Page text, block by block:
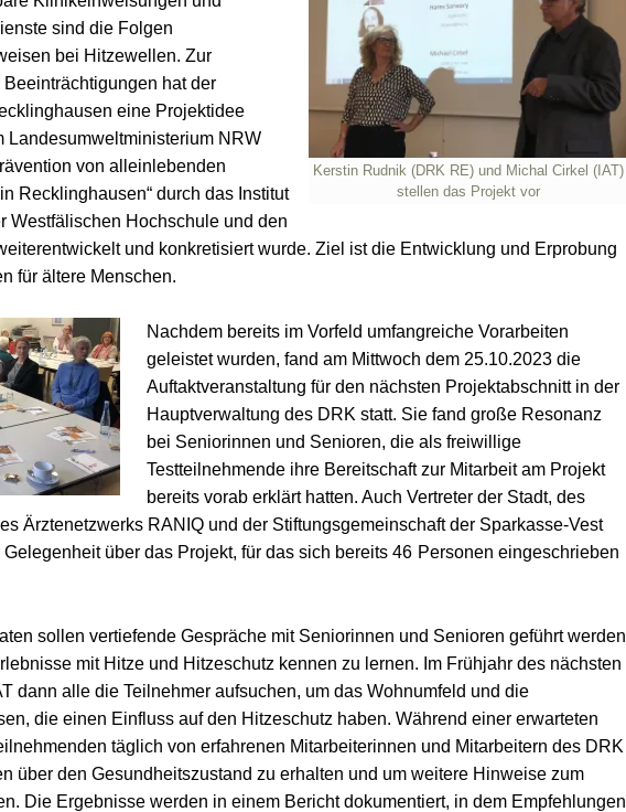
Kerstin Rudnik (DRK RE) und Michal Cirkel (IAT)
stellen das Projekt vor
sind die Folgen
bei Hitzewellen. Zur
hat der
eine Projektidee
Landesumweltministerium NRW
von alleinlebenden
Recklinghausen“ durch das Institut
Westfälischen Hochschule und den
und konkretisiert wurde. Ziel ist die Entwicklung und Erprobung
für ältere Menschen.
Nachdem bereits im Vorfeld umfangreiche Vorarbeiten
geleistet wurden, fand am Mittwoch dem 25.10.2023 die
Auftaktveranstaltung für den nächsten Projektabschnitt in der
Hauptverwaltung des DRK statt. Sie fand große Resonanz
bei Seniorinnen und Senioren, die als freiwillige
Testteilnehmende ihre Bereitschaft zur Mitarbeit am Projekt
bereits vorab erklärt hatten. Auch Vertreter der Stadt, des
Ärztenetzwerks RANIQ und der Stiftungsgemeinschaft der Sparkasse-Vest
über das Projekt, für das sich bereits 46 Personen eingeschrieben
sollen vertiefende Gespräche mit Seniorinnen und Senioren geführt werden
mit Hitze und Hitzeschutz kennen zu lernen. Im Frühjahr des nächsten
dann alle die Teilnehmer aufsuchen, um das Wohnumfeld und die
die einen Einfluss auf den Hitzeschutz haben. Während einer erwarteten
täglich von erfahrenen Mitarbeiterinnen und Mitarbeitern des DRK
über den Gesundheitszustand zu erhalten und um weitere Hinweise zum
Die Ergebnisse werden in einem Bericht dokumentiert, in dem Empfehlungen